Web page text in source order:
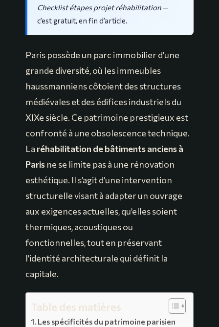
Checklist étapes projet réhabilitation —
c’est gratuit, en fin d’article.
Paris possède un parc immobilier d’une
grande diversité, où les immeubles
haussmanniens côtoient des structures
médiévales et des édifices industriels du
XIXe siècle. Ce patrimoine prestigieux est
confronté à une obsolescence technique.
La réhabilitation de bâtiments anciens à
Paris ne se limite pas à une rénovation
esthétique. Il s’agit d’une intervention
structurelle visant à adapter un ouvrage
aux exigences actuelles, qu’elles soient
thermiques, acoustiques ou
fonctionnelles, tout en préservant
l’identité architecturale qui définit la
capitale.
Table des matières
Les spécificités du patrimoine parisien